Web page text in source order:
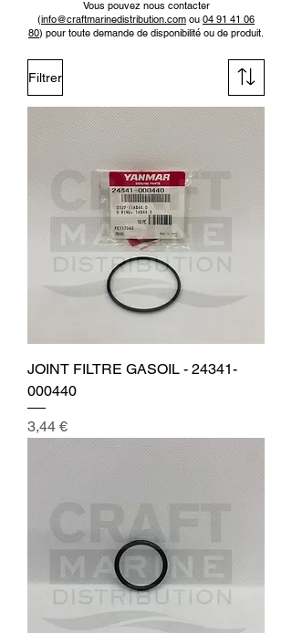
Vous pouvez nous contacter
(info@craftmarinedistribution.com ou 04 91 41 06
80) pour toute demande de disponibilité ou de produit.
Filtrer
JOINT FILTRE GASOIL - 24341-
000440
Prix
3,44 €